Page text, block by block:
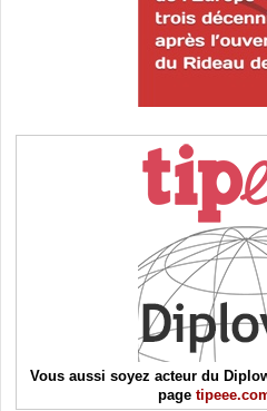
Vous aussi soyez acteur du
page